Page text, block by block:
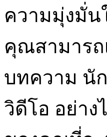
ความมุ่งมั่น
คุณสามารถ
บทความ นั
วิดีโอ อย่า